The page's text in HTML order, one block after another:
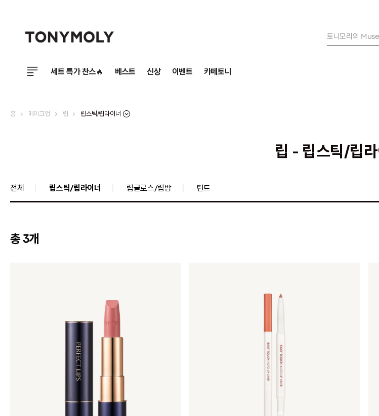
토니모리의
세트 특가 찬스🔥 베스트 신상 이벤트 카페토니
홈 메이크업 립 립스틱/립라이너
립 - 립스틱/립라
전체 립스틱/립라이너 립글로스/립밤 틴트
총 3개